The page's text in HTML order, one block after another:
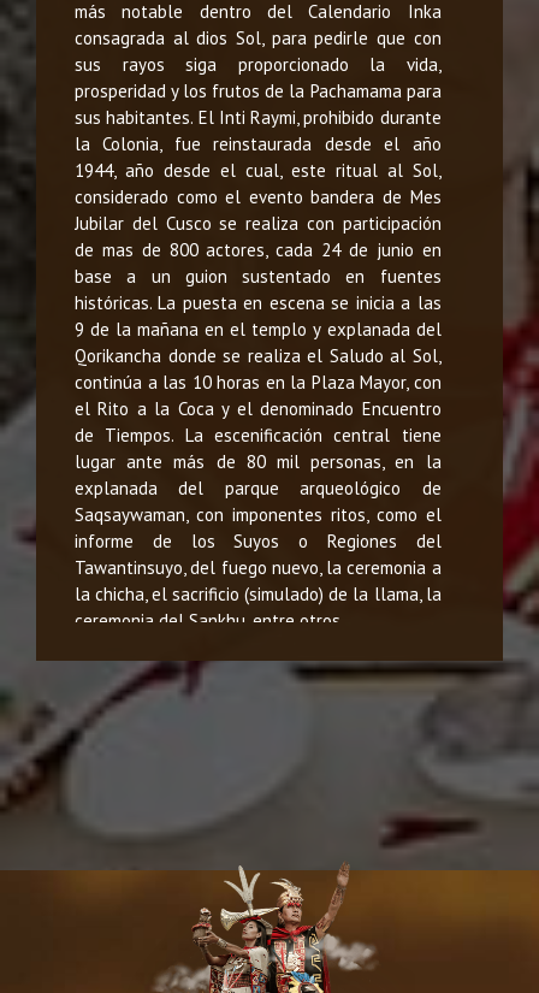
más notable dentro del Calendario Inka
consagrada al dios Sol, para pedirle que con
sus rayos siga proporcionado la vida,
prosperidad y los frutos de la Pachamama para
sus habitantes. El Inti Raymi, prohibido durante
la Colonia, fue reinstaurada desde el año
1944, año desde el cual, este ritual al Sol,
considerado como el evento bandera de Mes
Jubilar del Cusco se realiza con participación
de mas de 800 actores, cada 24 de junio en
base a un guion sustentado en fuentes
históricas. La puesta en escena se inicia a las
9 de la mañana en el templo y explanada del
Qorikancha donde se realiza el Saludo al Sol,
continúa a las 10 horas en la Plaza Mayor, con
el Rito a la Coca y el denominado Encuentro
de Tiempos. La escenificación central tiene
lugar ante más de 80 mil personas, en la
explanada del parque arqueológico de
Saqsaywaman, con imponentes ritos, como el
informe de los Suyos o Regiones del
Tawantinsuyo, del fuego nuevo, la ceremonia a
la chicha, el sacrificio (simulado) de la llama, la
ceremonia del Sankhu, entre otros.
"Cusco Celebra Limpio. Vive esta gran
celebración cuidando el patrimonio cultural y
ambiental del Cusco."
reduciendo la cantidad de residuos y evitando
el consumo de materiales de un solo uso
durante el evento. Todo residuo que se genere
deberá salir contigo o ser colocado en los
recipientes de almacenamiento habilitados.
ESCENARIOS: